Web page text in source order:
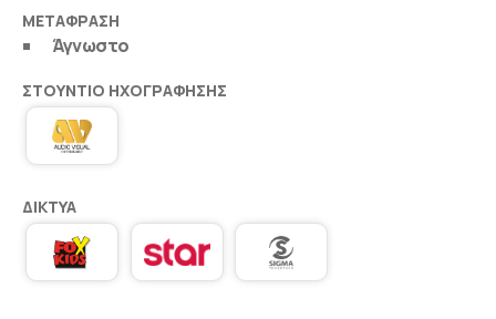
ΜΕΤΆΦΡΑΣΗ
Άγνωστο
ΣΤΟΎΝΤΙΟ ΗΧΟΓΡΆΦΗΣΗΣ
ΔΊΚΤΥΑ